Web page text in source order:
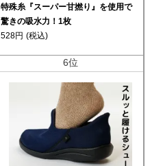
特殊糸『スーパー甘撚り』を使用で
驚きの吸水力！1枚
528円 (税込)
6位